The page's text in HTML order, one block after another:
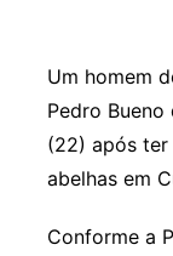
Um homem
Pedro
(22) após
abelhas em
Conforme a